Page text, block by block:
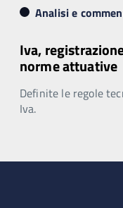
Analisi e
Iva,
norme attuative
Definite le regole
Iva.